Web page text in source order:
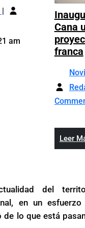
Enero
am
Cana
franca
Leer
del
en un esfuerzo
de lo que está